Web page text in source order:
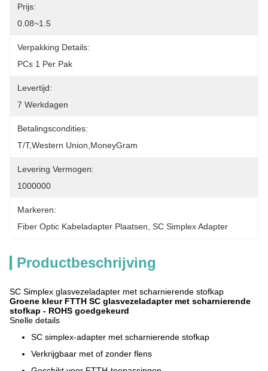
Prijs:
0.08~1.5
Verpakking Details:
PCs 1 Per Pak
Levertijd:
7 Werkdagen
Betalingscondities:
T/T,Western Union,MoneyGram
Levering Vermogen:
1000000
Markeren:
Fiber Optic Kabeladapter Plaatsen SC Simplex Adapter
Productbeschrijving
SC Simplex glasvezeladapter met scharnierende stofkap
Groene kleur FTTH SC glasvezeladapter met scharnierende
stofkap - ROHS goedgekeurd
Snelle details
SC simplex-adapter met scharnierende stofkap
Verkrijgbaar met of zonder flens